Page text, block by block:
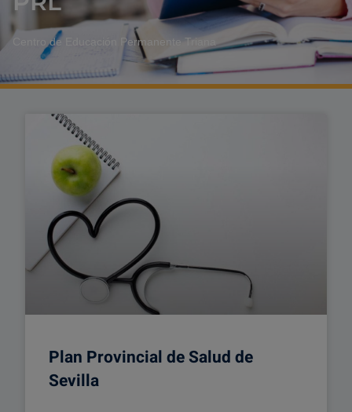
Centro de Educación Permanente Triana
Plan Provincial de Salud de
Sevilla